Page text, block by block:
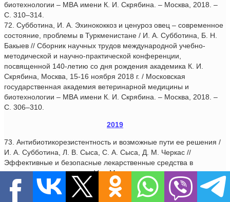
биотехнологии – МВА имени К. И. Скрябина. – Москва, 2018. –
С. 310–314.
72. Субботина, И. А. Эхинококкоз и ценуроз овец – современное
состояние, проблемы в Туркменистане / И. А. Субботина, Б. Н.
Бакыев // Сборник научных трудов международной учебно-
методической и научно-практической конференции,
посвященной 140-летию со дня рождения академика К. И.
Скрябина, Москва, 15-16 ноября 2018 г. / Московская
государственная академия ветеринарной медицины и
биотехнологии – МВА имени К. И. Скрябина. – Москва, 2018. –
С. 306–310.
2019
73. Антибиотикорезистентность и возможные пути ее решения /
И. А. Субботина, Л. В. Сыса, С. А. Сыса, Д. М. Черкас //
Эффективные и безопасные лекарственные средства в
ветеринарии : материалы V-го Международного конгресса
ветеринарных фармакологов и токсикологов / Санкт-
Петербургская государственная академия ветеринарной